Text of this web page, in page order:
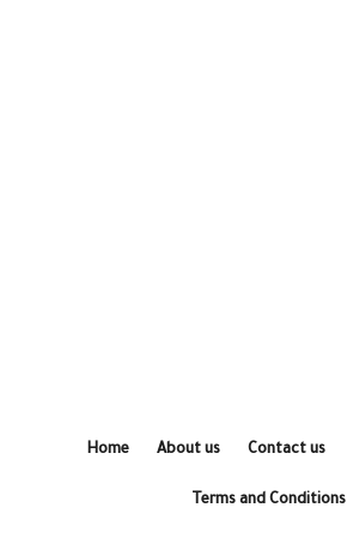
Home About us Contact us
Terms and Conditions